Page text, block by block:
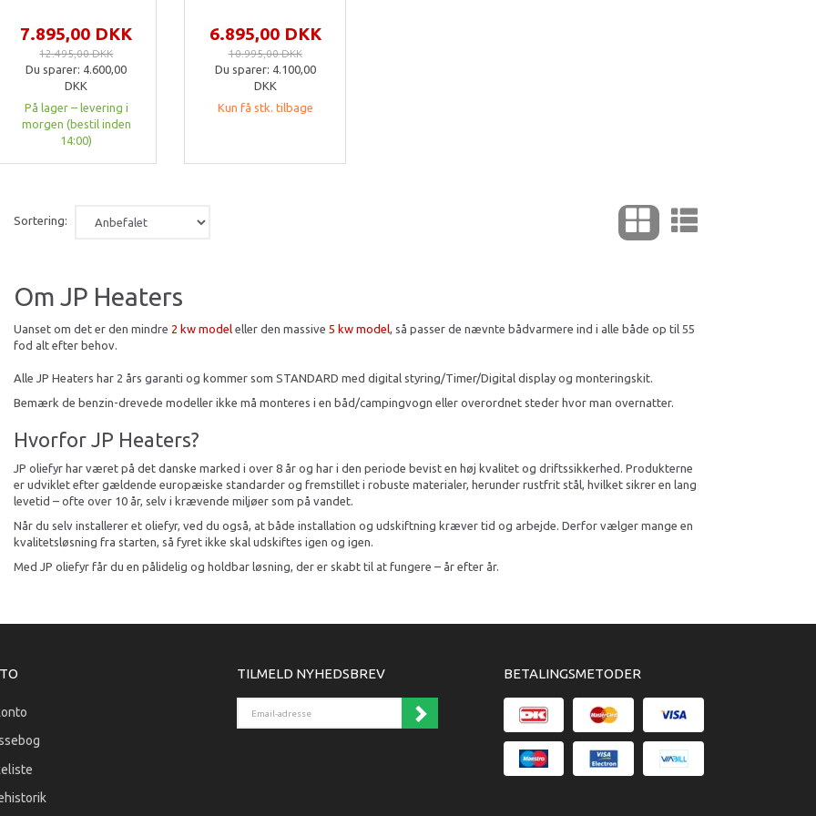
Se produktet Læg i kurv
7.895,00 DKK
12.495,00 DKK
Du sparer: 4.600,00
DKK
På lager – levering i
morgen (bestil inden
14:00)
6.895,00 DKK
10.995,00 DKK
Du sparer: 4.100,00
DKK
Kun få stk. tilbage
Sortering:
Om JP Heaters
Uanset om det er den mindre 2 kw model eller den massive 5 kw model , så passer de nævnte bådvarmere ind i alle både op til 55
fod alt efter behov.
Alle JP Heaters har 2 års garanti og kommer som STANDARD med digital styring/Timer/Digital display og monteringskit.
Bemærk de benzin-drevede modeller ikke må monteres i en båd/campingvogn eller overordnet steder hvor man overnatter.
Hvorfor JP Heaters?
JP oliefyr har været på det danske marked i over 8 år og har i den periode bevist en høj kvalitet og driftssikkerhed. Produkterne
er udviklet efter gældende europæiske standarder og fremstillet i robuste materialer, herunder rustfrit stål, hvilket sikrer en lang
levetid – ofte over 10 år, selv i krævende miljøer som på vandet.
Når du selv installerer et oliefyr, ved du også, at både installation og udskiftning kræver tid og arbejde. Derfor vælger mange en
kvalitetsløsning fra starten, så fyret ikke skal udskiftes igen og igen.
Med JP oliefyr får du en pålidelig og holdbar løsning, der er skabt til at fungere – år efter år.
TILMELD NYHEDSBREV BETALINGSMETODER